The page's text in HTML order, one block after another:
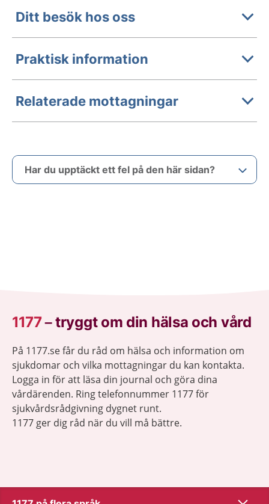
Ditt besök hos oss
Praktisk information
Relaterade mottagningar
Har du upptäckt ett fel på den här sidan?
1177–tryggt om din hälsa och vård
På 1177.se får du råd om hälsa och information om
sjukdomar och vilka mottagningar du kan kontakta.
Logga in för att läsa din journal och göra dina
vårdärenden. Ring telefonnummer 1177 för
sjukvårdsrådgivning dygnet runt.
1177 ger dig råd när du vill må bättre.
Visa